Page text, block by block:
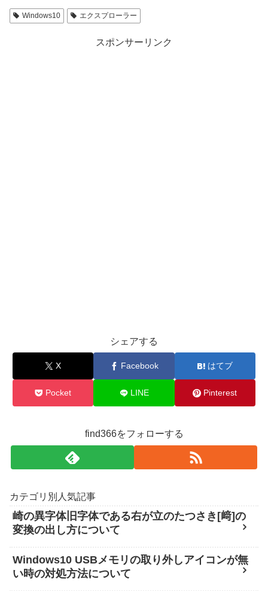
Windows10 エクスプローラー
スポンサーリンク
シェアする
X Facebook はてブ
Pocket LINE Pinterest
find366をフォローする
カテゴリ別人気記事
崎の異字体旧字体である右が立のたつさき[﨑]の
変換の出し方について
Windows10 USBメモリの取り外しアイコンが無
い時の対処方法について